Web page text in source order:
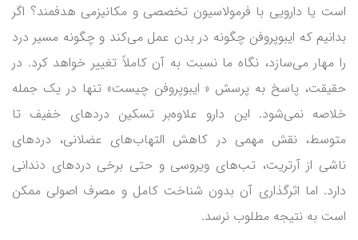
است یا دارویی با فرمولاسیون تخصصی و مکانیزمی هدفمند؟ اگر
بدانیم که ایبوپروفن چگونه در بدن عمل می‌کند و چگونه مسیر درد
را مهار می‌سازد، نگاه ما نسبت به آن کاملاً تغییر خواهد کرد. در
حقیقت، پاسخ به پرسش « ایبوپروفن چیست» تنها در یک جمله
خلاصه نمی‌شود. این دارو علاوه‌بر تسکین دردهای خفیف تا
متوسط، نقش مهمی در کاهش التهاب‌های عضلانی، دردهای
ناشی از آرتریت، تب‌های ویروسی و حتی برخی دردهای دندانی
دارد. اما اثرگذاری آن بدون شناخت کامل و مصرف اصولی ممکن
است به نتیجه مطلوب نرسد.